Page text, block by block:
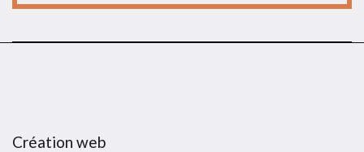
Création web